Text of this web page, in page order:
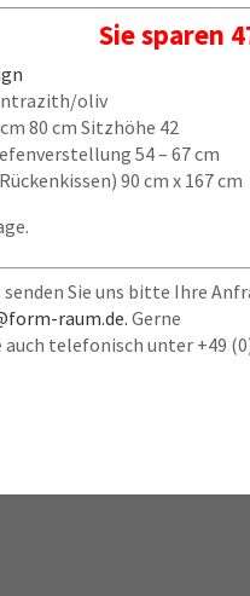
Sie sparen
oliv
80 cm Sitzhöhe 42
54 – 67 cm
90 cm x 167 cm
Sie uns bitte Ihre
raum.de.Gerne
telefonisch unter +49